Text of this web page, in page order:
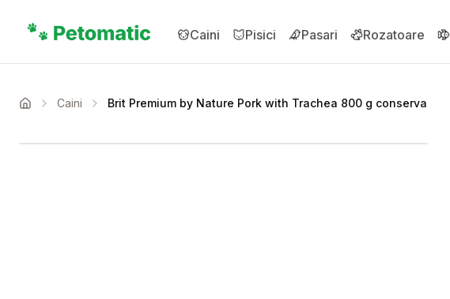
Caini
Pisici Pasari Rozatoare
Acasa Caini
Brit Premium by Nature Pork with Trachea 800 g conserva